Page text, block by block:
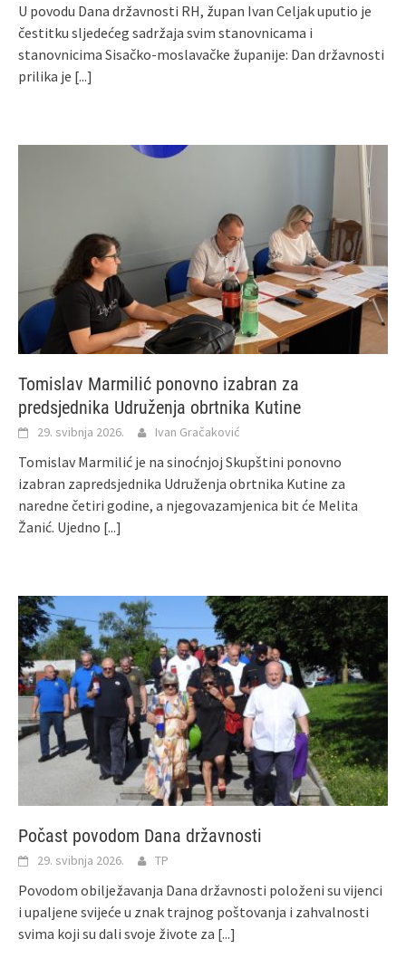
U povodu Dana državnosti RH, župan Ivan Celjak uputio je
čestitku sljedećeg sadržaja svim stanovnicama i
stanovnicima Sisačko-moslavačke županije: Dan državnosti
prilika je [...]
Tomislav Marmilić ponovno izabran za
predsjednika Udruženja obrtnika Kutine
29. svibnja 2026. Ivan Gračaković
Tomislav Marmilić je na sinoćnjoj Skupštini ponovno
izabran zapredsjednika Udruženja obrtnika Kutine za
naredne četiri godine, a njegovazamjenica bit će Melita
Žanić. Ujedno [...]
Počast povodom Dana državnosti
29. svibnja 2026. TP
Povodom obilježavanja Dana državnosti položeni su vijenci
i upaljene svijeće u znak trajnog poštovanja i zahvalnosti
svima koji su dali svoje živote za [...]